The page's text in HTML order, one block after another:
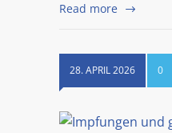
Read more
28. APRIL 2026 0